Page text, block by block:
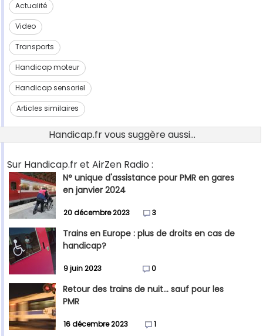
Actualité
Video
Transports
Handicap moteur
Handicap sensoriel
Articles similaires
Handicap.fr vous suggère aussi...
Sur Handicap.fr et AirZen Radio :
N° unique d'assistance pour PMR en gares
en janvier 2024
20 décembre 2023 3
Trains en Europe : plus de droits en cas de
handicap?
9 juin 2023 0
Retour des trains de nuit... sauf pour les
PMR
16 décembre 2023 1